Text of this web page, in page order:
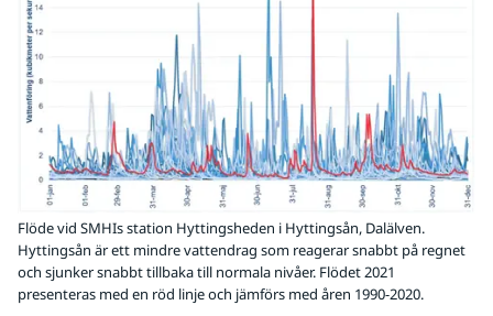
Flöde vid SMHIs station Hyttingsheden i Hyttingsån, Dalälven.
Hyttingsån är ett mindre vattendrag som reagerar snabbt på regnet
och sjunker snabbt tillbaka till normala nivåer. Flödet 2021
presenteras med en röd linje och jämförs med åren 1990-2020.